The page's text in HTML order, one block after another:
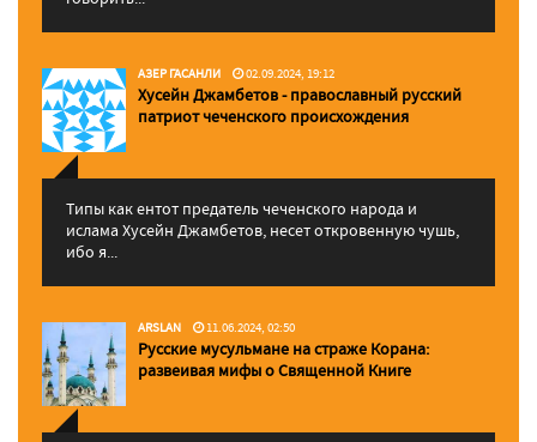
АЗЕР ГАСАНЛИ 02.09.2024, 19:12
Хусейн Джамбетов - православный русский
патриот чеченского происхождения
Типы как ентот предатель чеченского народа и
ислама Хусейн Джамбетов, несет откровенную чушь,
ибо я...
ARSLAN 11.06.2024, 02:50
Русские мусульмане на страже Корана:
pазвеивая мифы о Священной Книге